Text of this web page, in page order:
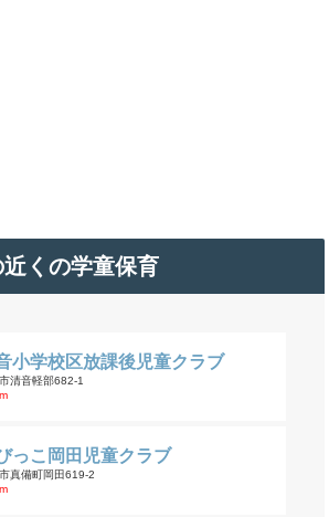
くの学童保育
小学校区放課後児童クラブ
清音軽部682-1
っこ岡田児童クラブ
真備町岡田619-2